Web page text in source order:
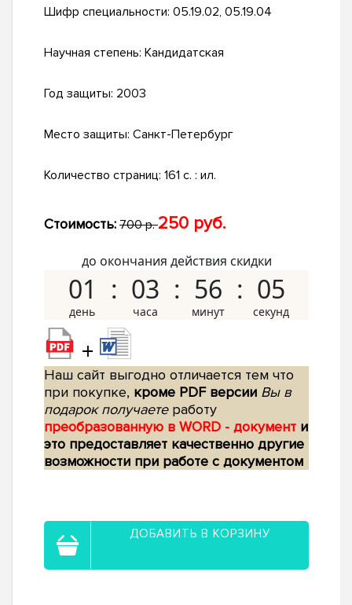
Шифр специальности: 05.19.02, 05.19.04
Научная степень: Кандидатская
Год защиты: 2003
Место защиты: Санкт-Петербург
Количество страниц: 161 с. : ил.
Стоимость: 700 р.250 руб.
до окончания действия скидки
01 03 56 04
+
Наш сайт выгодно отличается тем что
при покупке, кроме PDF версии Вы в
подарок получаетеработу
преобразованную в WORD - документ и
это предоставляет качественно другие
возможности при работе с документом
ДОБАВИТЬ В КОРЗИНУ